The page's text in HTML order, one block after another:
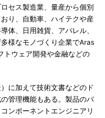
セス製造業、量産から個別
り、自動車、ハイテクや産
体、日用雑貨、アパレル、
様なモノづくり企業でAras
トウェア開発や金融などの
に加えて技術文書などのド
管理機能もある。製品のバ
ンポーネントエンジニアリ